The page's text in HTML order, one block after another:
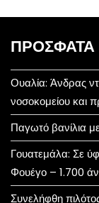
Ουαλία: Άνδρας
νοσοκομείου και
Παγωτό βανίλια
Γουατεμάλα: Σε
Φουέγο – 1.700
Συνελήφθη